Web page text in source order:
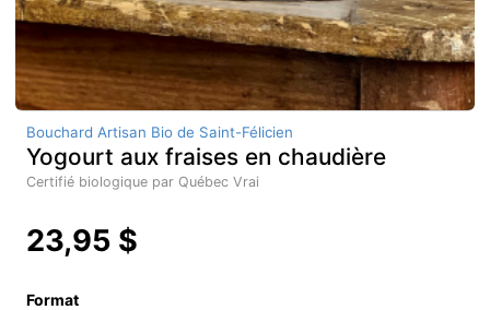
Bouchard Artisan Bio de Saint-Félicien
Yogourt aux fraises en chaudière
Certifié biologique par Québec Vrai
23,95 $
Format